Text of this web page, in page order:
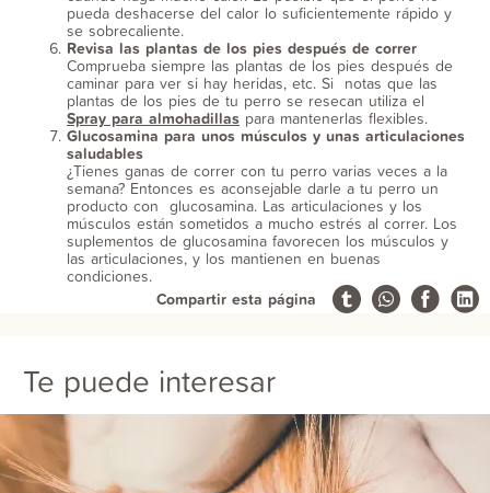
pueda deshacerse del calor lo suficientemente rápido y
se sobrecaliente.
Revisa las plantas de los pies después de correr
Comprueba siempre las plantas de los pies después de
caminar para ver si hay heridas, etc. Si notas que las
plantas de los pies de tu perro se resecan utiliza el
Spray para almohadillas para mantenerlas flexibles.
Glucosamina para unos músculos y unas articulaciones
saludables
¿Tienes ganas de correr con tu perro varias veces a la
semana? Entonces es aconsejable darle a tu perro un
producto con glucosamina. Las articulaciones y los
músculos están sometidos a mucho estrés al correr. Los
suplementos de glucosamina favorecen los músculos y
las articulaciones, y los mantienen en buenas
condiciones.
Compartir esta página
Te puede interesar